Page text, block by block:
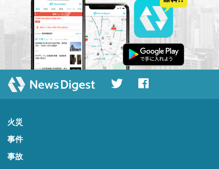
火災
事件
事故